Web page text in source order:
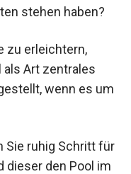
stehen haben?
zu erleichtern,
als Art zentrales
wenn es um
Sie ruhig Schritt für
dieser den Pool im